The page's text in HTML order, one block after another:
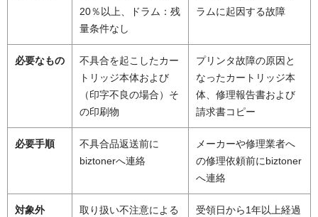
20％以上、ドラム：残
量条件なし
ラムに起因する故障
必要なもの
不具合を起こしたカー
トリッジ本体および
（印字不良の場合）そ
の印刷物
プリンタ故障の原因と
なったカートリッジ本
体、修理報告書および
請求書コピー
必要手順
不具合品返送前に
biztonerへ連絡
メーカーや修理業者へ
の修理依頼前にbiztoner
へ連絡
対象外
取り扱い不注意による
受領日から1年以上経過